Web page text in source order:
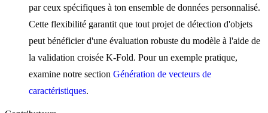
par ceux spécifiques à ton ensemble de données personnalisé.
Cette flexibilité garantit que tout projet de détection d'objets
peut bénéficier d'une évaluation robuste du modèle à l'aide de
la validation croisée K-Fold. Pour un exemple pratique,
examine notre section Génération de vecteurs de
caractéristiques.